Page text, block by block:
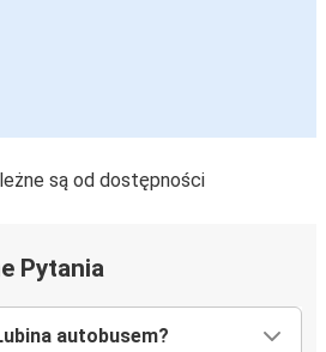
są od dostępności
Pytania
autobusem?